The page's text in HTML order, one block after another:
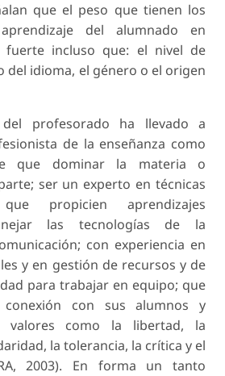
que el peso que tienen los
del alumnado en
fuerte incluso que: el nivel de
del idioma, el género o el origen
profesorado ha llevado a
de la enseñanza como
que dominar la materia o
ser un experto en técnicas
propicien aprendizajes
las tecnologías de la
con experiencia en
y en gestión de recursos y de
para trabajar en equipo; que
conexión con sus alumnos y
valores como la libertad, la
la tolerancia, la crítica y el
2003). En forma un tanto